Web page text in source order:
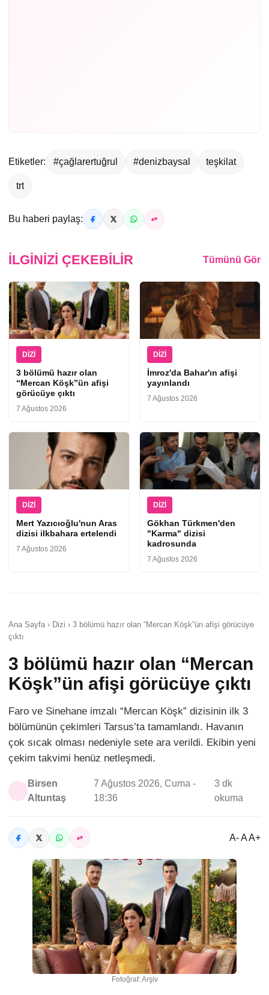
Etiketler: #çağlarertuğrul #denizbaysal teşkilat
trt
Bu haberi paylaş:
İLGINIZI ÇEKEBILIR Tümünü Gör
DIZI
3 bölümü hazır olan
“Mercan Köşk”ün afişi
görücüye çıktı
7 Ağustos 2026
DIZI
İmroz'da Bahar'ın afişi
yayınlandı
7 Ağustos 2026
DIZI
Mert Yazıcıoğlu'nun Aras
dizisi ilkbahara ertelendi
7 Ağustos 2026
DIZI
Gökhan Türkmen'den
"Karma" dizisi
kadrosunda
7 Ağustos 2026
Ana Sayfa › Dizi › 3 bölümü hazır olan “Mercan Köşk”ün afişi görücüye
çıktı
3 bölümü hazır olan “Mercan
Köşk”ün afişi görücüye çıktı
Faro ve Sinehane imzalı “Mercan Köşk” dizisinin ilk 3
bölümünün çekimleri Tarsus’ta tamamlandı. Havanın
çok sıcak olması nedeniyle sete ara verildi. Ekibin yeni
çekim takvimi henüz netleşmedi.
Birsen
Altuntaş
7 Ağustos 2026, Cuma -
18:36
3 dk
okuma
A- A A+
Fotoğraf: Arşiv